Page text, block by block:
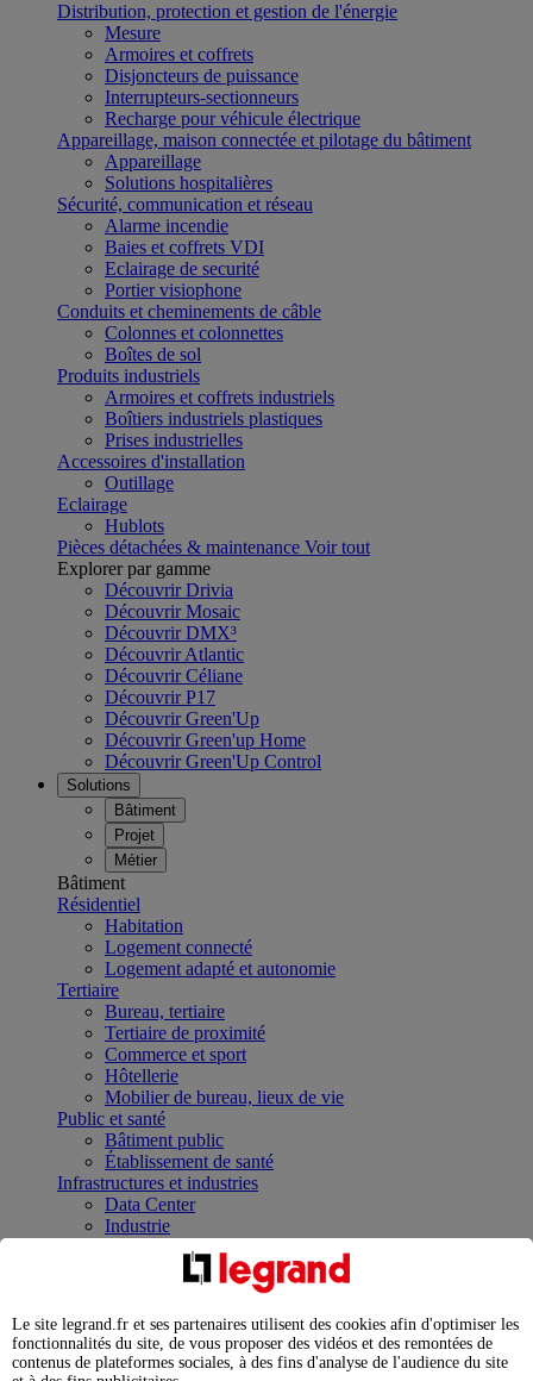
Distribution, protection et gestion de l'énergie
Mesure
Armoires et coffrets
Disjoncteurs de puissance
Interrupteurs-sectionneurs
Recharge pour véhicule électrique
Appareillage, maison connectée et pilotage du bâtiment
Appareillage
Solutions hospitalières
Sécurité, communication et réseau
Alarme incendie
Baies et coffrets VDI
Eclairage de securité
Portier visiophone
Conduits et cheminements de câble
Colonnes et colonnettes
Boîtes de sol
Produits industriels
Armoires et coffrets industriels
Boîtiers industriels plastiques
Prises industrielles
Accessoires d'installation
Outillage
Eclairage
Hublots
Pièces détachées & maintenance Voir tout
Explorer par gamme
Découvrir Drivia
Découvrir Mosaic
Découvrir DMX³
Découvrir Atlantic
Découvrir Céliane
Découvrir P17
Découvrir Green'Up
Découvrir Green'up Home
Découvrir Green'Up Control
Solutions
Bâtiment
Projet
Métier
Bâtiment
Résidentiel
Habitation
Logement connecté
Logement adapté et autonomie
Tertiaire
Bureau, tertiaire
Tertiaire de proximité
Commerce et sport
Hôtellerie
Mobilier de bureau, lieux de vie
Public et santé
Bâtiment public
Établissement de santé
Infrastructures et industries
Data Center
Industrie
Infrastructures
Contrôler et planifier le fonctionnement des appareils
Répartir et optimiser son tableau électrique
Legrand Data Center Solutions : concentrer les
expertises au service de vos performances
Le site legrand.fr et ses partenaires utilisent des cookies afin d'optimiser les
fonctionnalités du site, de vous proposer des vidéos et des remontées de
contenus de plateformes sociales, à des fins d'analyse de l'audience du site